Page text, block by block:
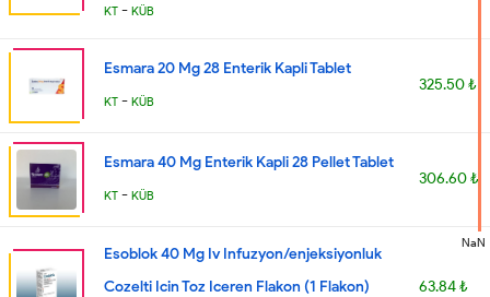
KT - KÜB
Esmara 20 Mg 28 Enterik Kapli Tablet
KT - KÜB
325.50 ₺
Esmara 40 Mg Enterik Kapli 28 Pellet Tablet
KT - KÜB
306.60 ₺
Esoblok 40 Mg Iv Infuzyon/enjeksiyonluk
Cozelti Icin Toz Iceren Flakon (1 Flakon)
63.84 ₺
NaN